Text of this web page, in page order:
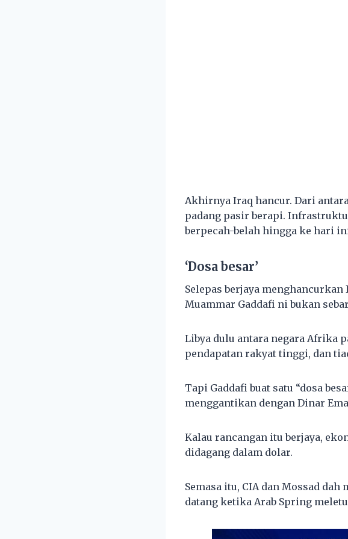
Akhirnya Iraq hancur. Dari
padang pasir berapi.
berpecah-belah hingga ke hari
‘Dosa besar’
Selepas berjaya
Muammar Gaddafi ni bukan
Libya dulu antara negara Afrika
pendapatan rakyat tinggi, dan
Tapi Gaddafi buat satu “dosa
menggantikan dengan Dinar
Kalau rancangan itu berjaya,
didagang dalam dolar.
Semasa itu, CIA dan Mossad
datang ketika Arab Spring